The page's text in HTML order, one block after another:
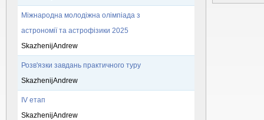
Міжнародна молодіжна олімпіада з
астрономії та астрофізики 2025
SkazhenijAndrew
Розв'язки завдань практичного туру
SkazhenijAndrew
IV етап
SkazhenijAndrew